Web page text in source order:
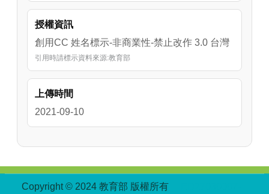
授權資訊
創用CC 姓名標示-非商業性-禁止改作 3.0 台灣
引用時請標示資料來源:教育部
上傳時間
2021-09-10
Copyright © 2024 教育部 版權所有